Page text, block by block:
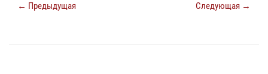
← Предыдущая Следующая →